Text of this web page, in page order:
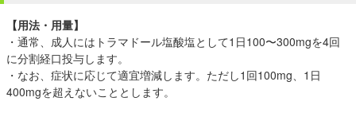
【用法・用量】
・通常、成人にはトラマドール塩酸塩として1日100〜300mgを4回
に分割経口投与します。
・なお、症状に応じて適宜増減します。ただし1回100mg、1日
400mgを超えないこととします。